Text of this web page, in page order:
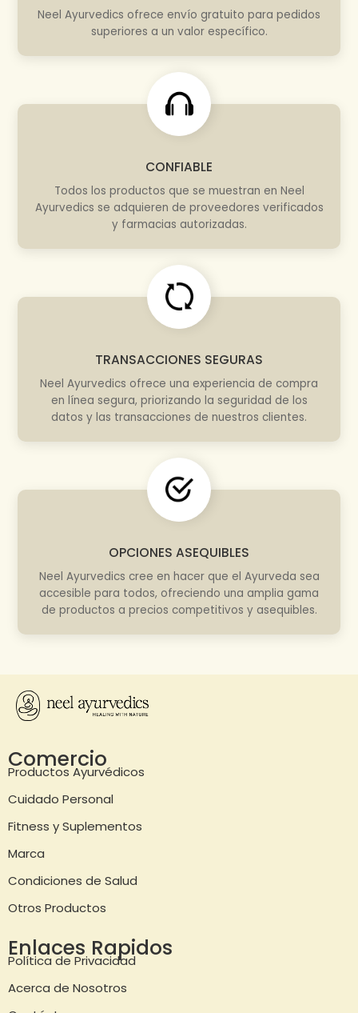
Neel Ayurvedics ofrece envío gratuito para pedidos
superiores a un valor específico.
CONFIABLE
Todos los productos que se muestran en Neel
Ayurvedics se adquieren de proveedores verificados
y farmacias autorizadas.
TRANSACCIONES SEGURAS
Neel Ayurvedics ofrece una experiencia de compra
en línea segura, priorizando la seguridad de los
datos y las transacciones de nuestros clientes.
OPCIONES ASEQUIBLES
Neel Ayurvedics cree en hacer que el Ayurveda sea
accesible para todos, ofreciendo una amplia gama
de productos a precios competitivos y asequibles.
Comercio
Productos Ayurvédicos
Cuidado Personal
Fitness y Suplementos
Marca
Condiciones de Salud
Otros Productos
Enlaces Rapidos
Política de Privacidad
Acerca de Nosotros